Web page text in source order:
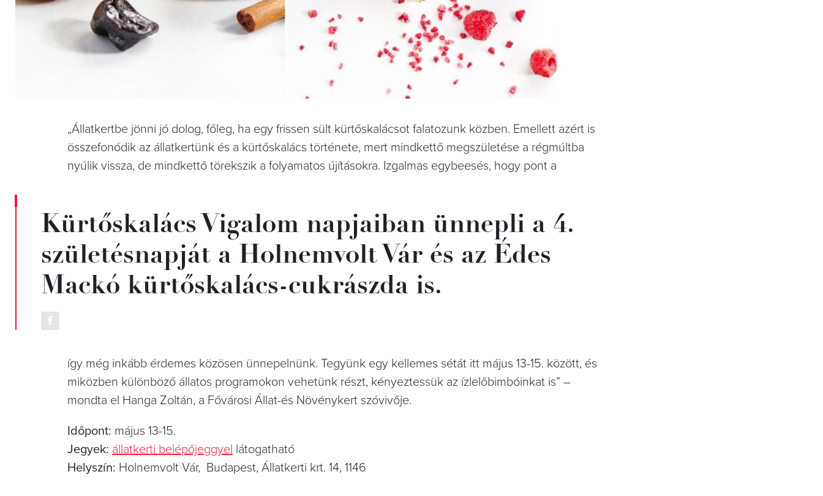
„Állatkertbe jönni jó dolog, főleg, ha egy frissen sült kürtőskalácsot falatozunk közben. Emellett azért is
összefonódik az állatkertünk és a kürtőskalács története, mert mindkettő megszületése a régmúltba
nyúlik vissza, de mindkettő törekszik a folyamatos újításokra. Izgalmas egybeesés, hogy pont a
Kürtőskalács Vigalom napjaiban ünnepli a 4.
születésnapját a Holnemvolt Vár és az Édes
Mackó kürtőskalács-cukrászda is.
így még inkább érdemes közösen ünnepelnünk. Tegyünk egy kellemes sétát itt május 13-15. között, és
miközben különböző állatos programokon vehetünk részt, kényeztessük az ízlelőbimbóinkat is” –
mondta el Hanga Zoltán, a Fővárosi Állat-és Növénykert szóvivője.
Időpont: május 13-15.
Jegyek: állatkerti belépőjeggyel látogatható
Helyszín: Holnemvolt Vár, Budapest, Állatkerti krt. 14, 1146